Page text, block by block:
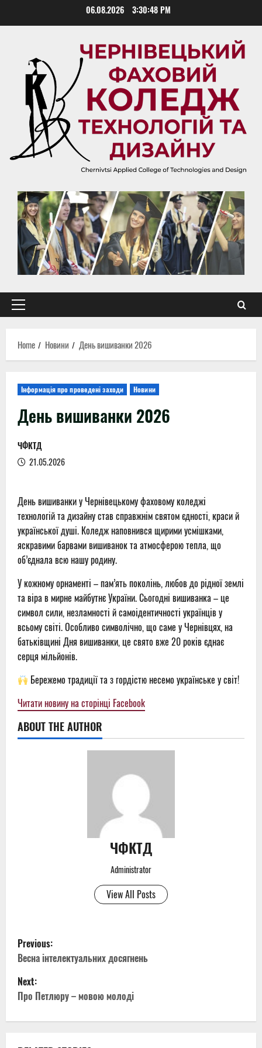
06.08.2026 3:30:48 PM
Primary
Home
Новини День вишиванки 2026
Інформація про проведені заходи Новини
День вишиванки 2026
ЧФКТД
21.05.2026
День вишиванки у Чернівецькому фаховому коледжі
технологій та дизайну став справжнім святом єдності, краси й
української душі. Коледж наповнився щирими усмішками,
яскравими барвами вишиванок та атмосферою тепла, що
об’єднала всю нашу родину.
У кожному орнаменті – пам’ять поколінь, любов до рідної землі
та віра в мирне майбутнє України. Сьогодні вишиванка – це
символ сили, незламності й самоідентичності українців у
всьому світі. Особливо символічно, що саме у Чернівцях, на
батьківщині Дня вишиванки, це свято вже 20 років єднає
серця мільйонів.
Бережемо традиції та з гордістю несемо українське у світ!
Читати новину на сторінці Facebook
ABOUT THE AUTHOR
ЧФКТД
Administrator
View All Posts
P
o
s
Previous:
Весна інтелектуальних досягнень
Next:
Про Петлюру – мовою молоді